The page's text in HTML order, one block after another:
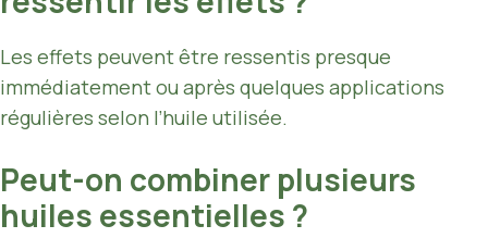
Les effets peuvent être ressentis presque
immédiatement ou après quelques applications
régulières selon l’huile utilisée.
Peut-on combiner plusieurs
huiles essentielles ?